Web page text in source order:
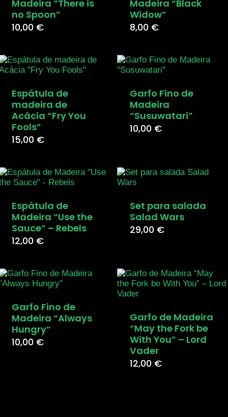
Madeira “There is
no Spoon”
10,00 €
Madeira “Black
Widow”
8,00 €
Espátula de
madeira de
Acácia “Fry You
Fools”
15,00 €
Garfo Fino de
Madeira
“Susuwatari”
10,00 €
Espátula de
Madeira “Use the
Sauce” – Rebels
12,00 €
Set para salada
Salad Wars
29,00 €
Garfo Fino de
Madeira “Always
Hungry”
10,00 €
Garfo de Madeira
“May the Fork be
With You” – Lord
Vader
12,00 €